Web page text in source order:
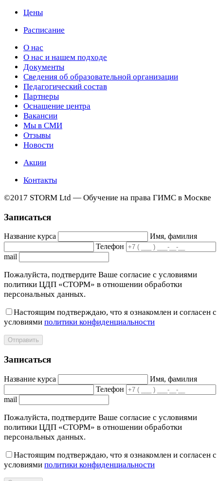
Цены
Расписание
О нас
О нас и нашем подходе
Документы
Сведения об образовательной организации
Педагогический состав
Партнеры
Оснащение центра
Вакансии
Мы в СМИ
Отзывы
Новости
Акции
Контакты
©2017 STORM Ltd — Обучение на права ГИМС в Москве
Записаться
Название курса
Имя, фамилия
Телефон
mail
Пожалуйста, подтвердите Ваше согласие с условиями
политики ЦДП «СТОРМ» в отношении обработки
персональных данных.
Настоящим подтверждаю, что я ознакомлен и согласен с
условиями политики конфиденциальности
Отправить
Записаться
Название курса
Имя, фамилия
Телефон
mail
Пожалуйста, подтвердите Ваше согласие с условиями
политики ЦДП «СТОРМ» в отношении обработки
персональных данных.
Настоящим подтверждаю, что я ознакомлен и согласен с
условиями политики конфиденциальности